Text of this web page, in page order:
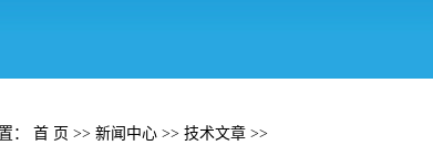
： 首 页 >> 新闻中心>> 技术文章>>